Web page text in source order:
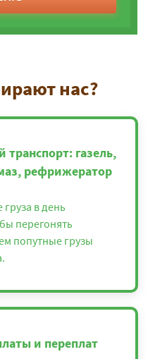
нас?
транспорт: газель,
рефрижератор
в день
перегонять
попутные грузы
и переплат